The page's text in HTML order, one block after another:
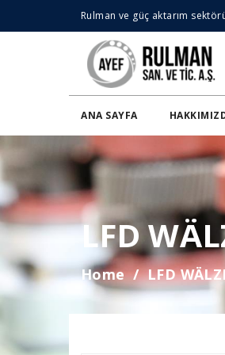
Rulman ve güç aktarım
ANA SAYFA
LFD
Home LFD